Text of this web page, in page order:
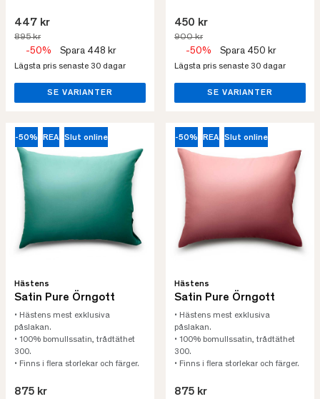
447 kr
895 kr
-50% Spara 448 kr
Lägsta pris senaste 30 dagar
SE VARIANTER
450 kr
900 kr
-50% Spara 450 kr
Lägsta pris senaste 30 dagar
SE VARIANTER
-50% REA Slut online
Hästens
Satin Pure Örngott
• Hästens mest exklusiva
påslakan.
• 100% bomullssatin, trådtäthet
300.
• Finns i flera storlekar och färger.
875 kr
-50% REA Slut online
Hästens
Satin Pure Örngott
• Hästens mest exklusiva
påslakan.
• 100% bomullssatin, trådtäthet
300.
• Finns i flera storlekar och färger.
875 kr